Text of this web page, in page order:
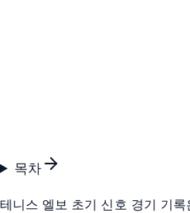
목차
테니스 엘보 초기 신호 경기 기